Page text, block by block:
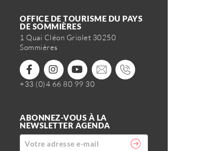
OFFICE DE TOURISME DU PAYS
DE SOMMIÈRES
1 Quai Cléon Griolet 30250
Sommières
+33 (0)4 66 80 99 30
ABONNEZ-VOUS À LA
NEWSLETTER AGENDA